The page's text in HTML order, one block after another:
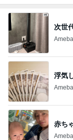
次世
浮気
赤ち